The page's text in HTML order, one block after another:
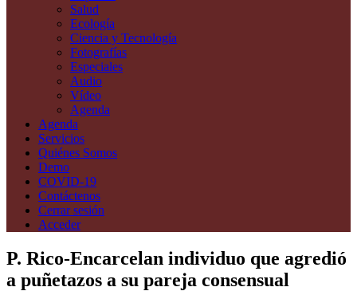
Salud
Ecología
Ciencia y Tecnología
Fotografías
Especiales
Audio
Vídeo
Agenda
Agenda
Servicios
Quiénes Somos
Demo
COVID-19
Contáctenos
Cerrar sesión
Acceder
P. Rico-Encarcelan individuo que agredió
a puñetazos a su pareja consensual